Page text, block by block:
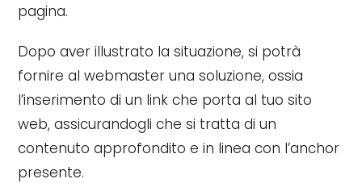
pagina.
Dopo aver illustrato la situazione, si potrà
fornire al webmaster una soluzione, ossia
l’inserimento di un link che porta al tuo sito
web, assicurandogli che si tratta di un
contenuto approfondito e in linea con l’anchor
presente.